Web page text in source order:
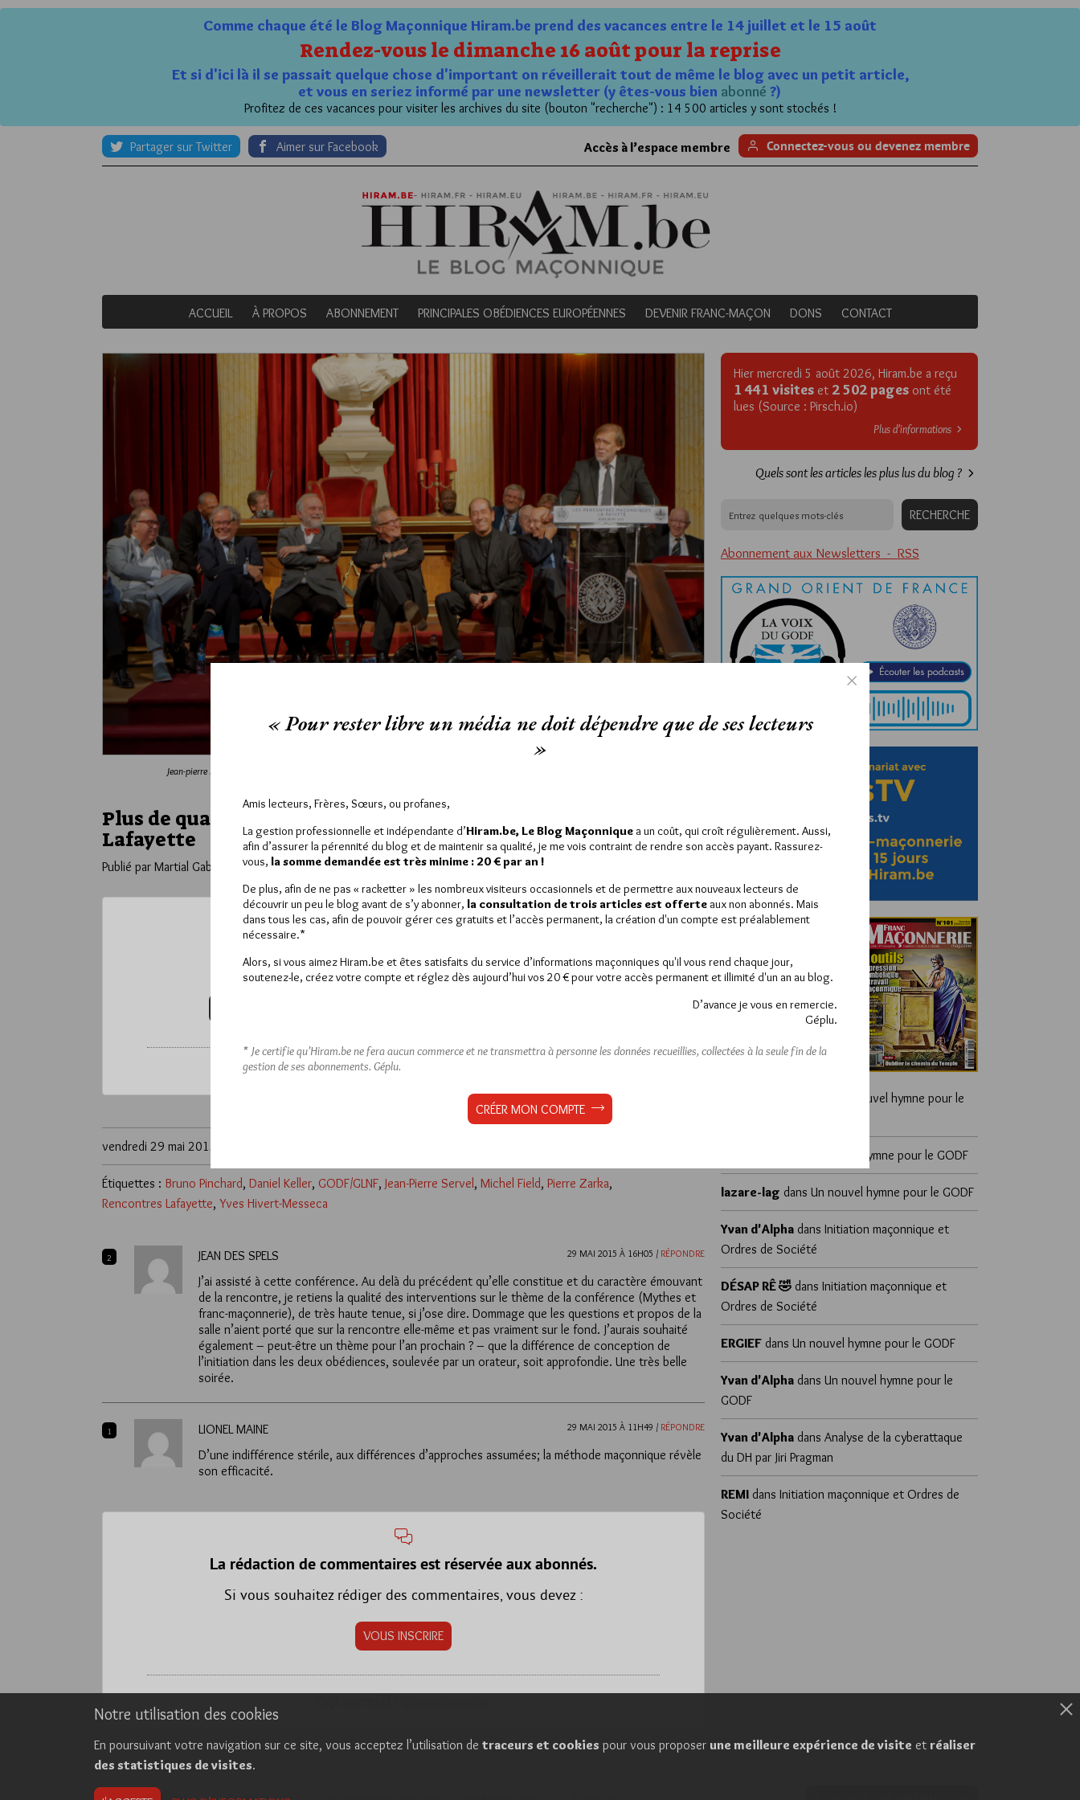
Comme chaque été le Blog Maçonnique Hiram.be prend des vacances entre le 14 juillet et le 15 août
Rendez-vous le dimanche 16 août pour la reprise
Et si d'ici là il se passait quelque chose d'important on réveillerait tout de même le blog avec un petit article,
et vous en seriez informé par une newsletter (y êtes-vous bien abonné ?)
Profitez de ces vacances pour visiter les archives du site (bouton "recherche") : 14 500 articles y sont stockés !
Partager sur Twitter Aimer sur Facebook Accès à l’espace membre Connectez-vous ou devenez membre
ACCUEIL À PROPOS ABONNEMENT PRINCIPALES OBÉDIENCES EUROPÉENNES DEVENIR FRANC-MAÇON DONS CONTACT
Jean-pierre Servel, Grand Maître de la GLNF, prend la parole dans le temple Arthur Groussier du GODF. (Photo Ronan Loaec,
Plus de quatre cents personnes aux premières rencontres
Lafayette
Publié par Martial Gabin DansObédiences
Pour accéder à cet article, vous pouvez choisir de :
*Vous pouvez déverrouiller jusqu’à
vendredi 29 mai 2015
Étiquettes : Bruno Pinchard, Daniel Keller, GODF/GLNF, Jean-Pierre Servel , Michel Field, Pierre Zarka,
Rencontres Lafayette, Yves Hivert-Messeca
2 JEAN DES SPELS 29 MAI 2015 À 16H05 / RÉPONDRE
J’ai assisté à cette conférence. Au delà du précédent qu’elle constitue et du caractère émouvant
de la rencontre, je retiens la qualité des interventions sur le thème de la conférence (Mythes et
franc-maçonnerie), de très haute tenue, si j’ose dire. Dommage que les questions et propos de la
salle n’aient porté que sur la rencontre elle-même et pas vraiment sur le fond. J’aurais souhaité
également – peut-être un thème pour l’an prochain ? – que la différence de conception de
l’initiation dans les deux obédiences, soulevée par un orateur, soit approfondie. Une très belle
soirée.
1 LIONEL MAINE 29 MAI 2015 À 11H49 / RÉPONDRE
D’une indifférence stérile, aux différences d’approches assumées; la méthode maçonnique révèle
son efficacité.
La rédaction de commentaires est réservée aux abonnés.
Si vous souhaitez rédiger des commentaires, vous devez :
VOUS INSCRIRE
Hier mercredi 5 août 2026, Hiram.be a reçu
1 441 visites et 2 502 pages ont été
lues (Source : Pirsch.io)
Plus d’informations
Quels sont les articles les plus lus du blog ?
Abonnement aux Newsletters - RSS
Un nouvel hymne pour le
Un nouvel hymne pour le GODF
lazare-lag dans Un nouvel hymne pour le GODF
Yvan d'Alpha dans Initiation maçonnique et
Ordres de Société
DÉSAP RÊ 🤣 dans Initiation maçonnique et
Ordres de Société
ERGIEF dans Un nouvel hymne pour le GODF
Yvan d'Alpha dans Un nouvel hymne pour le
GODF
Yvan d'Alpha dans Analyse de la cyberattaque
du DH par Jiri Pragman
REMI dans Initiation maçonnique et Ordres de
Société
Notre utilisation des cookies
En poursuivant votre navigation sur ce site, vous acceptez l’utilisation de traceurs et cookies pour vous proposer une meilleure expérience de visite et réaliser
des statistiques de visites.
« Pour rester libre un média ne doit dépendre que de ses lecteurs
»
Amis lecteurs, Frères, Sœurs, ou profanes,
La gestion professionnelle et indépendante d’Hiram.be, Le Blog Maçonnique a un coût, qui croît régulièrement. Aussi,
afin d’assurer la pérennité du blog et de maintenir sa qualité, je me vois contraint de rendre son accès payant. Rassurez-
vous, la somme demandée est très minime : 20 € par an !
De plus, afin de ne pas « racketter » les nombreux visiteurs occasionnels et de permettre aux nouveaux lecteurs de
découvrir un peu le blog avant de s’y abonner, la consultation de trois articles est offerte aux non abonnés. Mais
dans tous les cas, afin de pouvoir gérer ces gratuits et l’accès permanent, la création d'un compte est préalablement
nécessaire.*
Alors, si vous aimez Hiram.be et êtes satisfaits du service d’informations maçonniques qu'il vous rend chaque jour,
soutenez-le, créez votre compte et réglez dès aujourd’hui vos 20 € pour votre accès permanent et illimité d'un an au blog.
D’avance je vous en remercie.
Géplu.
* Je certifie qu’Hiram.be ne fera aucun commerce et ne transmettra à personne les données recueillies, collectées à la seule fin de la
gestion de ses abonnements. Géplu.
CRÉER MON COMPTE